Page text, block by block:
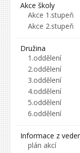
Akce školy
Akce 1.stupeň
Akce 2.stupeň
Družina
1.oddělení
2.oddělení
3.oddělení
4.oddělení
5.oddělení
6.oddělení
Informace z
plán akcí